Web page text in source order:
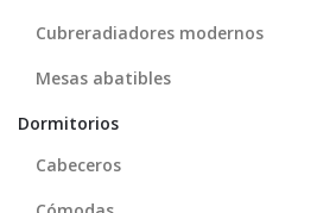
Cubreradiadores modernos
Mesas abatibles
Dormitorios
Cabeceros